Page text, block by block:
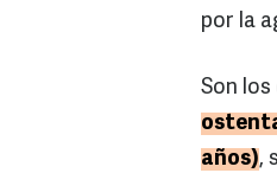
por la
Son
años),